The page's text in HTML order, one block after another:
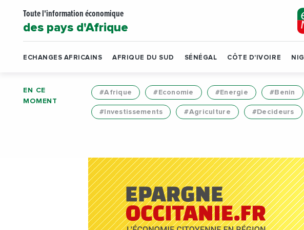
Toute l'information économique
des pays d'Afrique
ECHANGES AFRICAINS AFRIQUE DU SUD SÉNÉGAL CÔTE D'IVOIRE
EN CE
MOMENT
#Afrique #Economie #Energie #Benin
#Investissements #Agriculture #Decideurs